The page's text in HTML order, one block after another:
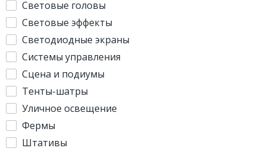
Световые головы
Световые эффекты
Светодиодные экраны
Системы управления
Сцена и подиумы
Тенты-шатры
Уличное освещение
Фермы
Штативы